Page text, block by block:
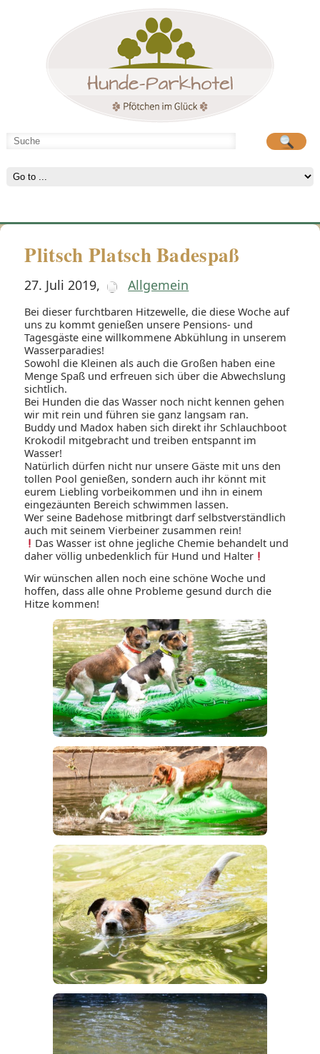
Hunde-Parkhotel
Hunde-Parkhotel
Plitsch Platsch Badespaß
27. Juli 2019, Allgemein
Bei dieser furchtbaren Hitzewelle, die diese Woche auf
uns zu kommt genießen unsere Pensions- und
Tagesgäste eine willkommene Abkühlung in unserem
Wasserparadies!
Sowohl die Kleinen als auch die Großen haben eine
Menge Spaß und erfreuen sich über die Abwechslung
sichtlich.
Bei Hunden die das Wasser noch nicht kennen gehen
wir mit rein und führen sie ganz langsam ran.
Buddy und Madox haben sich direkt ihr Schlauchboot
Krokodil mitgebracht und treiben entspannt im
Wasser!
Natürlich dürfen nicht nur unsere Gäste mit uns den
tollen Pool genießen, sondern auch ihr könnt mit
eurem Liebling vorbeikommen und ihn in einem
eingezäunten Bereich schwimmen lassen.
Wer seine Badehose mitbringt darf selbstverständlich
auch mit seinem Vierbeiner zusammen rein!
Das Wasser ist ohne jegliche Chemie behandelt und
daher völlig unbedenklich für Hund und Halter
Wir wünschen allen noch eine schöne Woche und
hoffen, dass alle ohne Probleme gesund durch die
Hitze kommen!